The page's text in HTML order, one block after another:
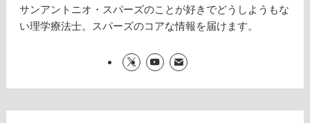
サンアントニオ・スパーズのことが好きでどうしようもな
い理学療法士。スパーズのコアな情報を届けます。